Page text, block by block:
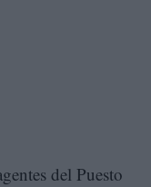
del Puesto